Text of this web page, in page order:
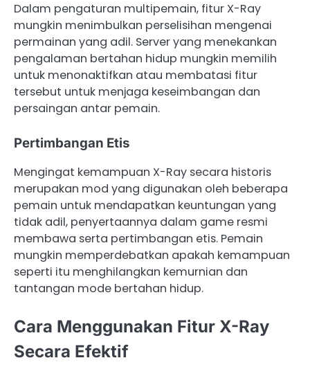
Dalam pengaturan multipemain, fitur X-Ray
mungkin menimbulkan perselisihan mengenai
permainan yang adil. Server yang menekankan
pengalaman bertahan hidup mungkin memilih
untuk menonaktifkan atau membatasi fitur
tersebut untuk menjaga keseimbangan dan
persaingan antar pemain.
Pertimbangan Etis
Mengingat kemampuan X-Ray secara historis
merupakan mod yang digunakan oleh beberapa
pemain untuk mendapatkan keuntungan yang
tidak adil, penyertaannya dalam game resmi
membawa serta pertimbangan etis. Pemain
mungkin memperdebatkan apakah kemampuan
seperti itu menghilangkan kemurnian dan
tantangan mode bertahan hidup.
Cara Menggunakan Fitur X-Ray
Secara Efektif